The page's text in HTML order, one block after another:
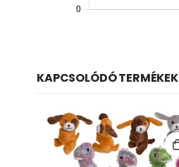
KAPCSOLÓDÓ TERMÉKEK